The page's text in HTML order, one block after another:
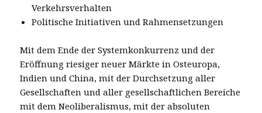
Verkehrsverhalten
Politische Initiativen und Rahmensetzungen
Mit dem Ende der Systemkonkurrenz und der
Eröffnung riesiger neuer Märkte in Osteuropa,
Indien und China, mit der Durchsetzung aller
Gesellschaften und aller gesellschaftlichen Bereiche
mit dem Neoliberalismus, mit der absoluten